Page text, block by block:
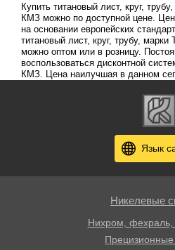
Купить титановый лист, круг,
КМЗ можно по доступной цене.
на основании европейских
титановый лист, круг, трубу,
можно оптом или в розницу.
воспользоваться дисконтной
КМЗ. Цена наилучшая в данном
Язык
Никелевые
Нихром,